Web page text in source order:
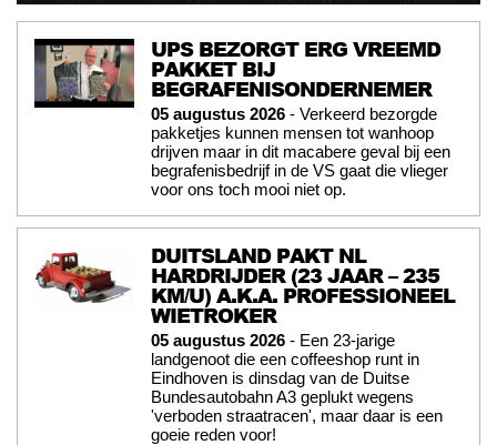
UPS BEZORGT ERG VREEMD
PAKKET BIJ
BEGRAFENISONDERNEMER
05 augustus 2026 - Verkeerd bezorgde
pakketjes kunnen mensen tot wanhoop
drijven maar in dit macabere geval bij een
begrafenisbedrijf in de VS gaat die vlieger
voor ons toch mooi niet op.
DUITSLAND PAKT NL
HARDRIJDER (23 JAAR – 235
KM/U) A.K.A. PROFESSIONEEL
WIETROKER
05 augustus 2026 - Een 23-jarige
landgenoot die een coffeeshop runt in
Eindhoven is dinsdag van de Duitse
Bundesautobahn A3 geplukt wegens
'verboden straatracen', maar daar is een
goeie reden voor!